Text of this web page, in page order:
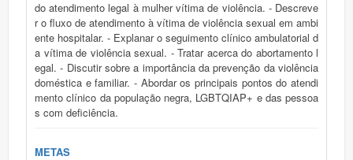
do atendimento legal à mulher vítima de violência. - Descreve
r o fluxo de atendimento à vítima de violência sexual em ambi
ente hospitalar. - Explanar o seguimento clínico ambulatorial d
a vítima de violência sexual. - Tratar acerca do abortamento l
egal. - Discutir sobre a importância da prevenção da violência
doméstica e familiar. - Abordar os principais pontos do atendi
mento clínico da população negra, LGBTQIAP+ e das pessoa
s com deficiência.
METAS